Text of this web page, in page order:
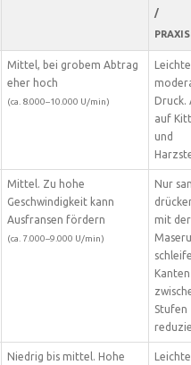
/
Mittel, bei grobem Abtrag
eher hoch
(ca. 8.000–10.000 U/min)
Druck.
auf
und
Mittel. Zu hohe
Geschwindigkeit kann
Ausfransen fördern
(ca. 7.000–9.000 U/min)
Nur
mit der
Kanten
Stufen
Niedrig bis mittel. Hohe